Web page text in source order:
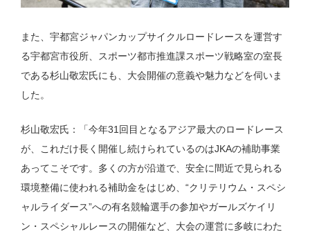
また、宇都宮ジャパンカップサイクルロードレースを運営す
る宇都宮市役所、スポーツ都市推進課スポーツ戦略室の室長
である杉山敬宏氏にも、大会開催の意義や魅力などを伺いま
した。
杉山敬宏氏：「今年31回目となるアジア最大のロードレース
が、これだけ長く開催し続けられているのはJKAの補助事業
あってこそです。多くの方が沿道で、安全に間近で見られる
環境整備に使われる補助金をはじめ、“クリテリウム・スペシ
ャルライダース”への有名競輪選手の参加やガールズケイリ
ン・スペシャルレースの開催など、大会の運営に多岐にわた